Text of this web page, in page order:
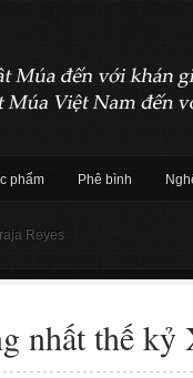
phẩm Phê bình
Reyes
nhất thế